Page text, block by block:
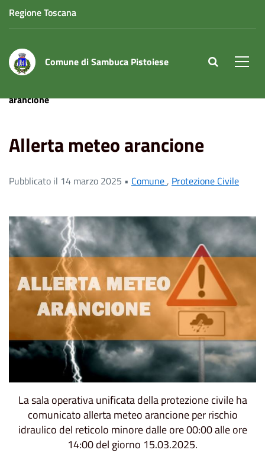
Regione Toscana
Comune di Sambuca Pistoiese site.searc
arancione
Allerta meteo arancione
Pubblicato il 14 marzo 2025 • Comune, Protezione Civile
La sala operativa unificata della protezione civile ha
comunicato allerta meteo arancione per rischio
idraulico del reticolo minore dalle ore 00:00 alle ore
14:00 del giorno 15.03.2025.